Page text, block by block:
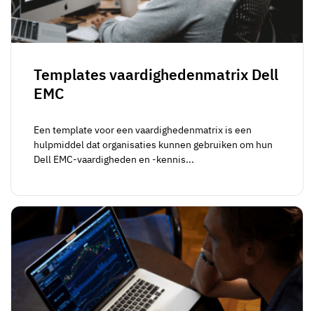
Templates vaardighedenmatrix Dell
EMC
Een template voor een vaardighedenmatrix is een
hulpmiddel dat organisaties kunnen gebruiken om hun
Dell EMC-vaardigheden en -kennis...